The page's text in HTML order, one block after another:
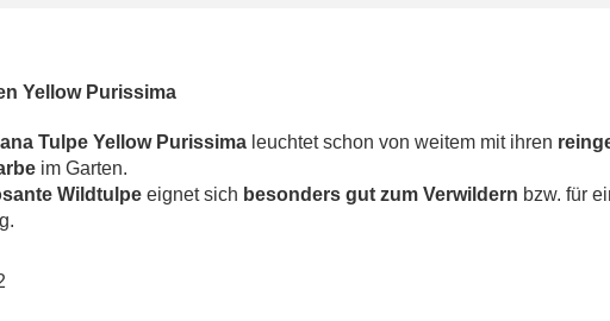
Yellow Purissima
Tulpe Yellow Purissima leuchtet schon von weitem mit ihren
im Garten.
Wildtulpe eignet sich besonders gut zum Verwildern bzw. für